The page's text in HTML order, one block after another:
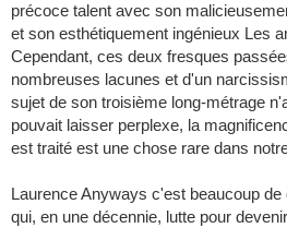
précoce talent avec son
et son esthétiquement ingénieux Les
Cependant, ces deux fresques
nombreuses lacunes et d'un
sujet de son troisième long-métrage
pouvait laisser perplexe, la
est traité est une chose rare dans
Laurence Anyways c'est beaucoup
qui, en une décennie, lutte pour